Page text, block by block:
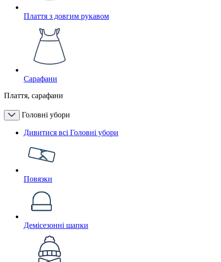
Плаття з довгим рукавом
Сарафани
Плаття, сарафани
Головні убори
Дивитися всі Головні убори
Повязки
Демісезонні шапки